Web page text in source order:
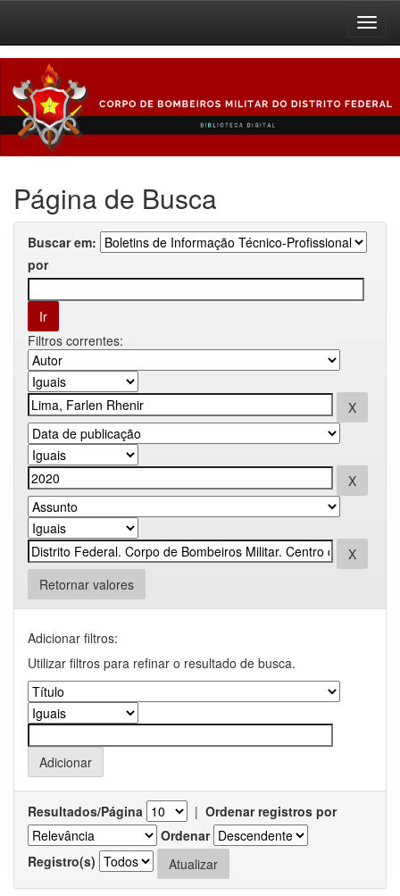
navigation
Página de Busca
Buscar em:
por
Filtros correntes:
Retornar valores
Adicionar filtros:
Utilizar filtros para refinar o resultado de busca.
Resultados/Página | Ordenar registros por
Ordenar
Registro(s)